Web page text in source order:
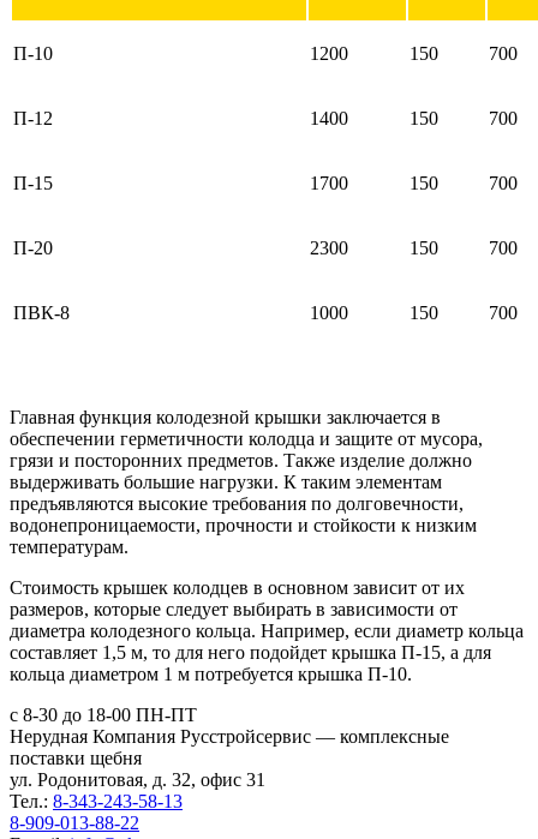
П-10 1200 150 700
П-12 1400 150 700
П-15 1700 150 700
П-20 2300 150 700
ПВК-8 1000 150 700
Главная функция колодезной крышки заключается в
обеспечении герметичности колодца и защите от мусора,
грязи и посторонних предметов. Также изделие должно
выдерживать большие нагрузки. К таким элементам
предъявляются высокие требования по долговечности,
водонепроницаемости, прочности и стойкости к низким
температурам.
Стоимость крышек колодцев в основном зависит от их
размеров, которые следует выбирать в зависимости от
диаметра колодезного кольца. Например, если диаметр кольца
составляет 1,5 м, то для него подойдет крышка П-15, а для
кольца диаметром 1 м потребуется крышка П-10.
с 8-30 до 18-00 ПН-ПТ
Нерудная Компания Русстройсервис — комплексные
поставки щебня
ул. Родонитовая, д. 32, офис 31
Тел.: 8-343-243-58-13
8-909-013-88-22